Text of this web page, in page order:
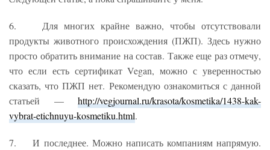
6. Для многих крайне важно, чтобы отсутствовали
продукты животного происхождения (ПЖП). Здесь нужно
просто обратить внимание на состав. Также еще раз отмечу,
что если есть сертификат Vegan, можно с уверенностью
сказать, что ПЖП нет. Рекомендую ознакомиться с данной
статьей — http://vegjournal.ru/krasota/kosmetika/1438-kak-
vybrat-etichnuyu-kosmetiku.html.
7. И последнее. Можно написать компаниям напрямую.